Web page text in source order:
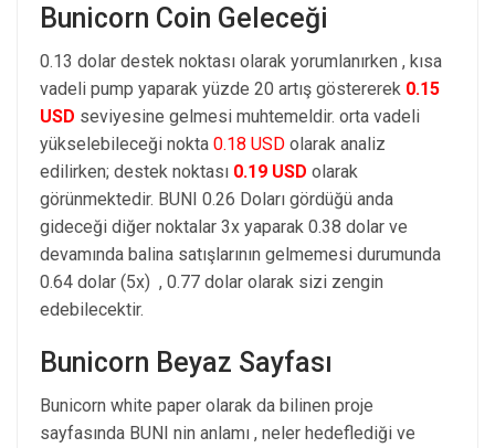
Bunicorn Coin Geleceği
0.13 dolar destek noktası olarak yorumlanırken , kısa
vadeli pump yaparak yüzde 20 artış göstererek 0.15
USD seviyesine gelmesi muhtemeldir. orta vadeli
yükselebileceği nokta 0.18 USD olarak analiz
edilirken; destek noktası 0.19 USD olarak
görünmektedir. BUNI 0.26 Doları gördüğü anda
gideceği diğer noktalar 3x yaparak 0.38 dolar ve
devamında balina satışlarının gelmemesi durumunda
0.64 dolar (5x) , 0.77 dolar olarak sizi zengin
edebilecektir.
Bunicorn Beyaz Sayfası
Bunicorn white paper olarak da bilinen proje
sayfasında BUNI nin anlamı , neler hedeflediği ve